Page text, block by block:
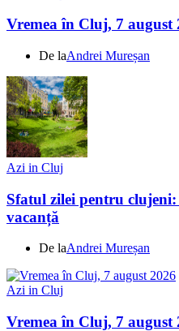
Vremea în Cluj, 7 august
De laAndrei Mureșan
Azi in Cluj
Sfatul zilei pentru
vacanță
De laAndrei Mureșan
Azi in Cluj
Vremea în Cluj, 7 august